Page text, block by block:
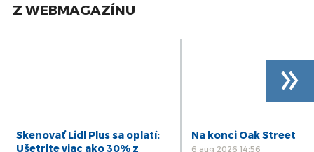
Z WEBMAGAZÍNU
Skenovať Lidl Plus sa oplatí:
Ušetrite viac ako 30% z
Na konci Oak Street
6 aug 2026 14:56
»